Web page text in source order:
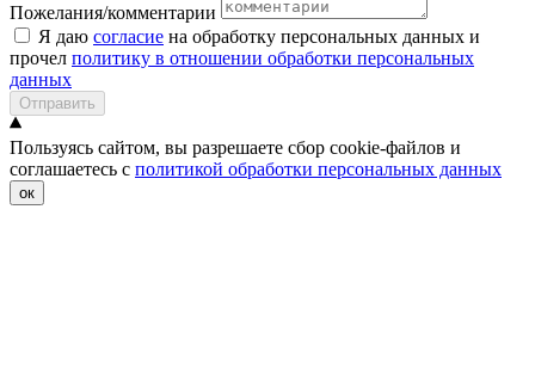
Пожелания/комментарии
Я даю согласие на обработку персональных данных и
прочел политику в отношении обработки персональных
данных
Отправить
Пользуясь сайтом, вы разрешаете сбор cookie-файлов и
соглашаетесь с политикой обработки персональных данных
ок